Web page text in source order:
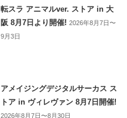
転スラ アニマルver. ストア in 大
阪 8月7日より開催!2026年8月7日〜
9月3日
アメイジングデジタルサーカス ス
トア in ヴィレヴァン 8月7日開催!
2026年8月7日〜8月30日